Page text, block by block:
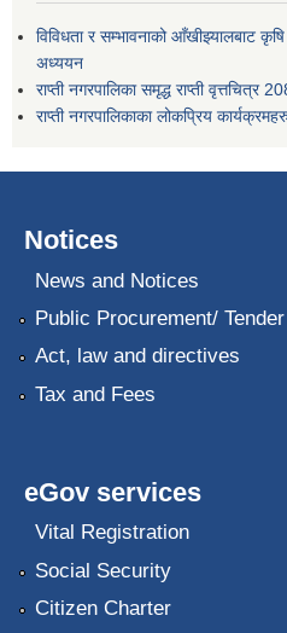
विविधता र सम्भावनाको आँखीझ्यालबाट
अध्ययन
राप्ती नगरपालिका समृद्ध राप्ती वृत्तचित्र
राप्ती नगरपालिकाका लोकप्रिय
Notices
News and Notices
Public Procurement/
Act, law and directives
Tax and Fees
eGov services
Vital Registration
Social Security
Citizen Charter